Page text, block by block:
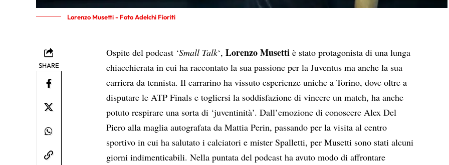
Lorenzo Musetti - Foto Adelchi Fioriti
SHARE
Ospite del podcast ‘Small Talk‘,Lorenzo Musetti è stato protagonista di una lunga
chiacchierata in cui ha raccontato la sua passione per la Juventus ma anche la sua
carriera da tennista. Il carrarino ha vissuto esperienze uniche a Torino, dove oltre a
disputare le ATP Finals e togliersi la soddisfazione di vincere un match, ha anche
potuto respirare una sorta di ‘juventinità’. Dall’emozione di conoscere Alex Del
Piero alla maglia autografata da Mattia Perin, passando per la visita al centro
sportivo in cui ha salutato i calciatori e mister Spalletti, per Musetti sono stati alcuni
giorni indimenticabili. Nella puntata del podcast ha avuto modo di affrontare